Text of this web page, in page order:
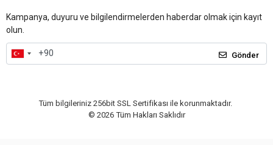
Kampanya, duyuru ve bilgilendirmelerden haberdar olmak için kayıt
olun.
Gönder
Tüm bilgileriniz 256bit SSL Sertifikası ile korunmaktadır.
© 2026 Tüm Hakları Saklıdır